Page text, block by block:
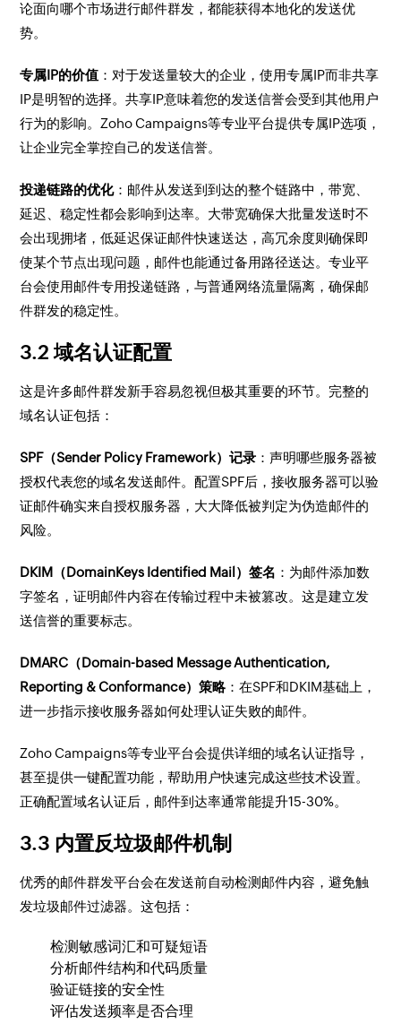
论面向哪个市场进行邮件群发，都能获得本地化的发送优
势。
专属IP的价值 ：对于发送量较大的企业，使用专属IP而非共享
IP是明智的选择。共享IP意味着您的发送信誉会受到其他用户
行为的影响。Zoho Campaigns等专业平台提供专属IP选项，
让企业完全掌控自己的发送信誉。
投递链路的优化：邮件从发送到到达的整个链路中，带宽、
延迟、稳定性都会影响到达率。大带宽确保大批量发送时不
会出现拥堵，低延迟保证邮件快速送达，高冗余度则确保即
使某个节点出现问题，邮件也能通过备用路径送达。专业平
台会使用邮件专用投递链路，与普通网络流量隔离，确保邮
件群发的稳定性。
3.2 域名认证配置
这是许多邮件群发新手容易忽视但极其重要的环节。完整的
域名认证包括：
SPF（Sender Policy Framework）记录 ：声明哪些服务器被
授权代表您的域名发送邮件。配置SPF后，接收服务器可以验
证邮件确实来自授权服务器，大大降低被判定为伪造邮件的
风险。
DKIM（DomainKeys Identified Mail）签名 ：为邮件添加数
字签名，证明邮件内容在传输过程中未被篡改。这是建立发
送信誉的重要标志。
DMARC（Domain-based Message Authentication,
Reporting & Conformance）策略 ：在SPF和DKIM基础上，
进一步指示接收服务器如何处理认证失败的邮件。
Zoho Campaigns等专业平台会提供详细的域名认证指导，
甚至提供一键配置功能，帮助用户快速完成这些技术设置。
正确配置域名认证后，邮件到达率通常能提升15-30%。
3.3 内置反垃圾邮件机制
优秀的邮件群发平台会在发送前自动检测邮件内容，避免触
发垃圾邮件过滤器。这包括：
检测敏感词汇和可疑短语
分析邮件结构和代码质量
验证链接的安全性
评估发送频率是否合理